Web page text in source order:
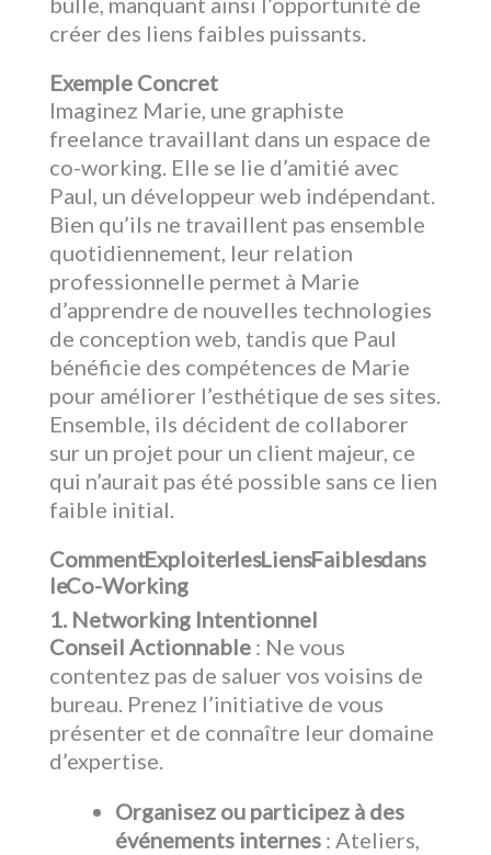
créer des liens faibles puissants.
Exemple Concret
Imaginez Marie, une graphiste
freelance travaillant dans un espace de
co-working. Elle se lie d’amitié avec
Paul, un développeur web indépendant.
Bien qu’ils ne travaillent pas ensemble
quotidiennement, leur relation
professionnelle permet à Marie
d’apprendre de nouvelles technologies
de conception web, tandis que Paul
bénéficie des compétences de Marie
pour améliorer l’esthétique de ses sites.
Ensemble, ils décident de collaborer
sur un projet pour un client majeur, ce
qui n’aurait pas été possible sans ce lien
faible initial.
Comment Exploiter les Liens Faibles dans
le Co-Working
1. Networking Intentionnel
Conseil Actionnable : Ne vous
contentez pas de saluer vos voisins de
bureau. Prenez l’initiative de vous
présenter et de connaître leur domaine
d’expertise.
Organisez ou participez à des
événements internes : Ateliers,